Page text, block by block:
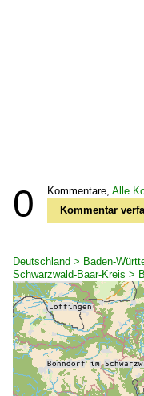
0 Kommentare, Alle
Kommentar
Deutschland > Baden-
Schwarzwald-Baar-Kreis >